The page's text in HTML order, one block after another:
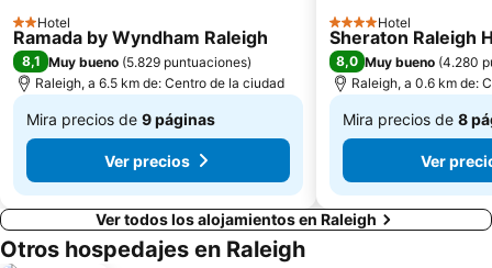
2 Estrellas
Hotel
Ramada by Wyndham Raleigh
8,1 Muy bueno (5.829 puntuaciones)
Raleigh, a 6.5 km de: Centro de la ciudad
Mira precios de 9 páginas
De
$ 314.499Ver precios
4 Estrellas
Hotel
Sheraton Raleigh
8,0 Muy bueno (4.280
Raleigh, a 0.6 km de:
Mira precios de 8
De
$ 633.198
Ver
Ver todos los alojamientos en Raleigh
Otros hospedajes en Raleigh